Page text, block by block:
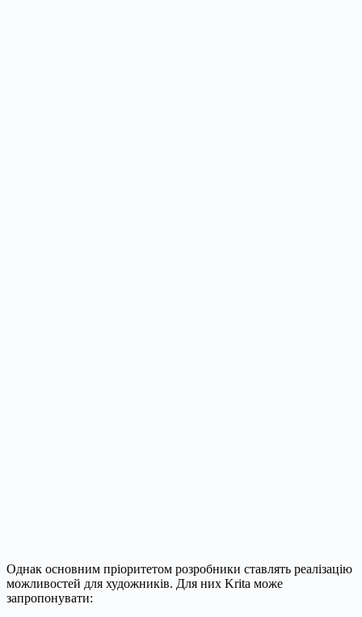
Однак основним пріоритетом розробники ставлять реалізацію
можливостей для художників. Для них Krita може
запропонувати: